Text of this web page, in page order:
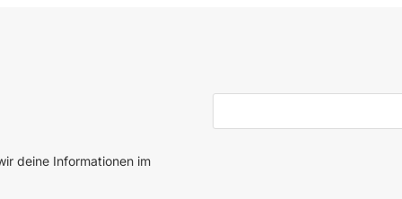
deine Informationen im